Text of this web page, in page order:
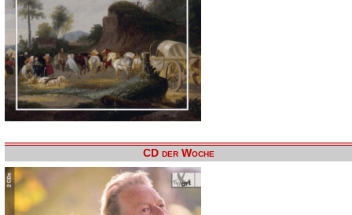
CD der Woche